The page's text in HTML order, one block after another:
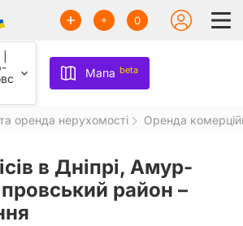
0
Мапа beta
оренда нерухомості Оренда
в Дніпрі, Амур-
район –